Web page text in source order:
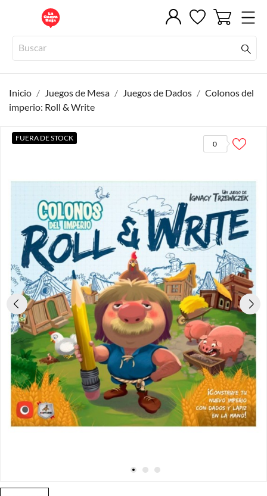
Inicio Juegos de Mesa Juegos de Dados
Colonos del
imperio: Roll & Write
0
FUERA DE STOCK